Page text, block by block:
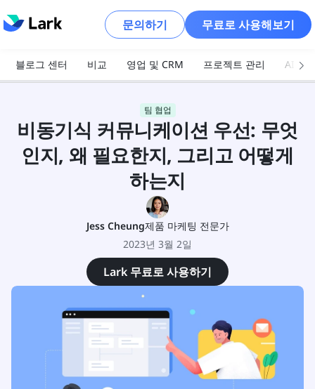
문의하기 무료로 사용해보기
블로그 센터 비교 영업 및 CRM 프로젝트 관리 AI 및
팀 협업
비동기식 커뮤니케이션 우선: 무엇
인지, 왜 필요한지, 그리고 어떻게
하는지
Jess Cheung제품 마케팅 전문가
2023년 3월 2일
Lark 무료로 사용하기